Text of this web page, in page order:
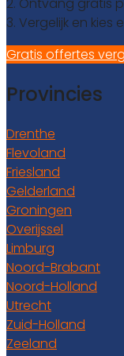
3. Vergelijk en
Gratis offertes
Provincies
Drenthe
Flevoland
Friesland
Gelderland
Groningen
Overijssel
Limburg
Noord-Brabant
Noord-Holland
Utrecht
Zuid-Holland
Zeeland